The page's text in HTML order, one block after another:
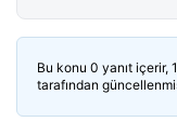
Bu konu 0 yanıt içerir,
tarafından